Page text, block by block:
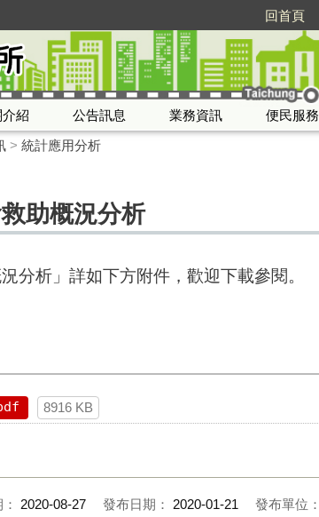
回首頁
紹 公告訊息 業務資訊 便民服務
> 統計應用分析
助概況分析
分析」詳如下方附件，歡迎下載參閱。
8916 KB
2020-08-27 發布日期： 2020-01-21 發布單位：